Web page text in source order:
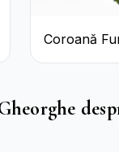
Coroană
Garoafe